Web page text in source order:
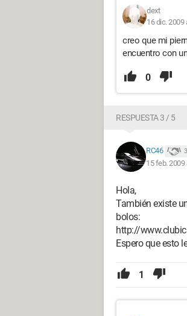
dext
16 dic. 2009
creo que mi
encuentro con
0
RESPUESTA 3 / 5
RC46
15 feb. 2009
Hola,
También existe
bolos:
http://
Espero que esto
1